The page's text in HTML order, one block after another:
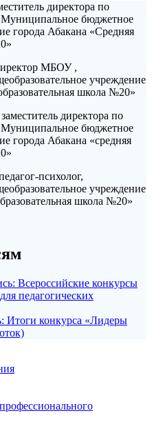
директора по
Муниципальное бюджетное
города Абакана «Средняя
МБОУ ,
учреждение
школа №20»
директора по
Муниципальное бюджетное
города Абакана «средняя
психолог,
учреждение
школа №20»
Всероссийские конкурсы
педагогических
Итоги конкурса «Лидеры